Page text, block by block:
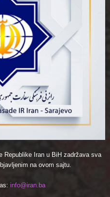
Republike Iran u BiH zadržava sva
na ovom sajtu.
info@iran.ba